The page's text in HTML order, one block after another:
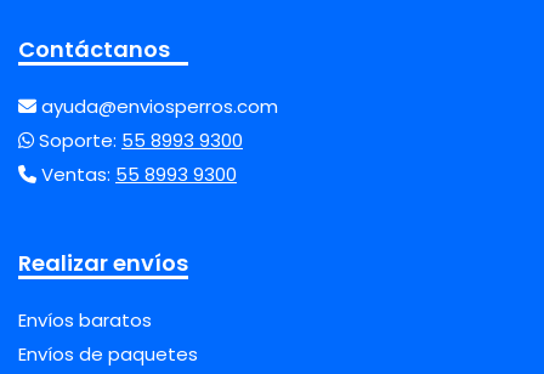
Contáctanos
ayuda@enviosperros.com
Soporte: 55 8993 9300
Ventas: 55 8993 9300
Realizar envíos
Envíos baratos
Envíos de paquetes